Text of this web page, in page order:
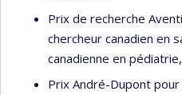
Prix de recherche
chercheur canadien en
canadienne en
Prix André-Dupont